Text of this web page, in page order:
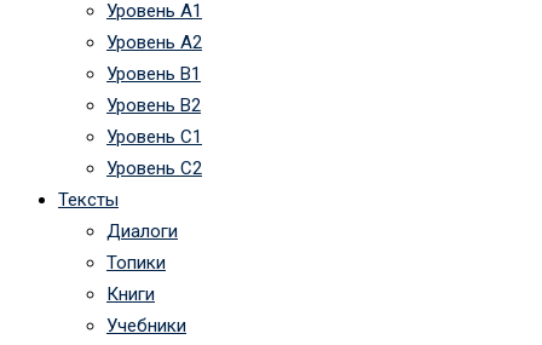
Уровень А1
Уровень А2
Уровень B1
Уровень B2
Уровень C1
Уровень C2
Тексты
Диалоги
Топики
Книги
Учебники